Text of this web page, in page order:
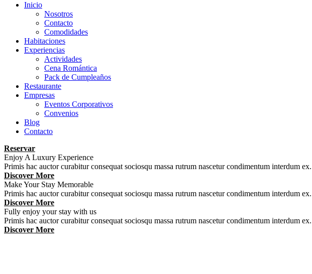
Inicio
Nosotros
Contacto
Comodidades
Habitaciones
Experiencias
Actividades
Cena Romántica
Pack de Cumpleaños
Restaurante
Empresas
Eventos Corporativos
Convenios
Blog
Contacto
Reservar
Enjoy A Luxury Experience
Primis hac auctor curabitur consequat sociosqu massa rutrum nascetur condimentum interdum ex.
Discover More
Make Your Stay Memorable
Primis hac auctor curabitur consequat sociosqu massa rutrum nascetur condimentum interdum ex.
Discover More
Fully enjoy your stay with us
Primis hac auctor curabitur consequat sociosqu massa rutrum nascetur condimentum interdum ex.
Discover More